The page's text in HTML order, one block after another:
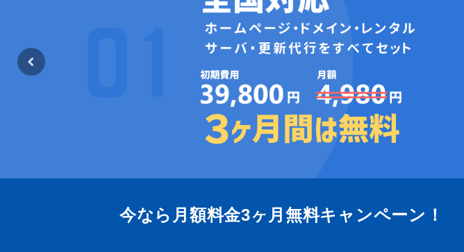
今なら月額料金3ヶ月無料キャンペーン！